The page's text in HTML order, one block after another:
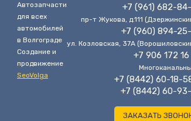
Автозапчасти
для всех
автомобилей
в Волгограде
Cоздание и
продвижение
SeoVolga
+7 (961) 682-
пр-т Жукова, д.111
+7 (960) 894-
ул. Козловская, 37А
+7 906 172
+7 (8442) 60-18-
+7 (8442) 60-
ЗАКАЗАТЬ